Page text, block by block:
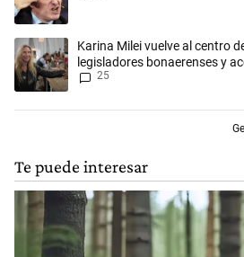
Un artículo de tendencia con el título
Karina Milei vuelve al centro
legisladores bonaerenses y
2027
25